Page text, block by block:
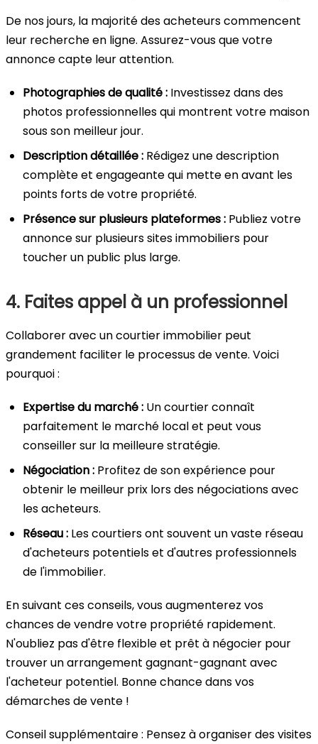
De nos jours, la majorité des acheteurs commencent
leur recherche en ligne. Assurez-vous que votre
annonce capte leur attention.
Photographies de qualité : Investissez dans des
photos professionnelles qui montrent votre maison
sous son meilleur jour.
Description détaillée : Rédigez une description
complète et engageante qui mette en avant les
points forts de votre propriété.
Présence sur plusieurs plateformes : Publiez votre
annonce sur plusieurs sites immobiliers pour
toucher un public plus large.
4. Faites appel à un professionnel
Collaborer avec un courtier immobilier peut
grandement faciliter le processus de vente. Voici
pourquoi :
Expertise du marché : Un courtier connaît
parfaitement le marché local et peut vous
conseiller sur la meilleure stratégie.
Négociation : Profitez de son expérience pour
obtenir le meilleur prix lors des négociations avec
les acheteurs.
Réseau : Les courtiers ont souvent un vaste réseau
d'acheteurs potentiels et d'autres professionnels
de l'immobilier.
En suivant ces conseils, vous augmenterez vos
chances de vendre votre propriété rapidement.
N'oubliez pas d'être flexible et prêt à négocier pour
trouver un arrangement gagnant-gagnant avec
l'acheteur potentiel. Bonne chance dans vos
démarches de vente !
Conseil supplémentaire : Pensez à organiser des visites